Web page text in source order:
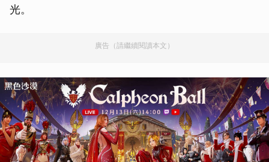
光。
廣告（請繼續閱讀本文）